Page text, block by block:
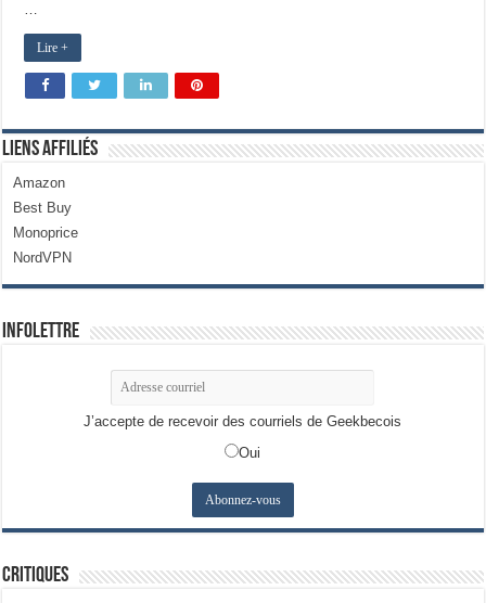
…
Lire +
Liens Affiliés
Amazon
Best Buy
Monoprice
NordVPN
Infolettre
J’accepte de recevoir des courriels de Geekbecois
Oui
Critiques